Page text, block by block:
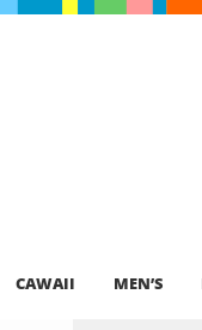
CAWAII MEN’S